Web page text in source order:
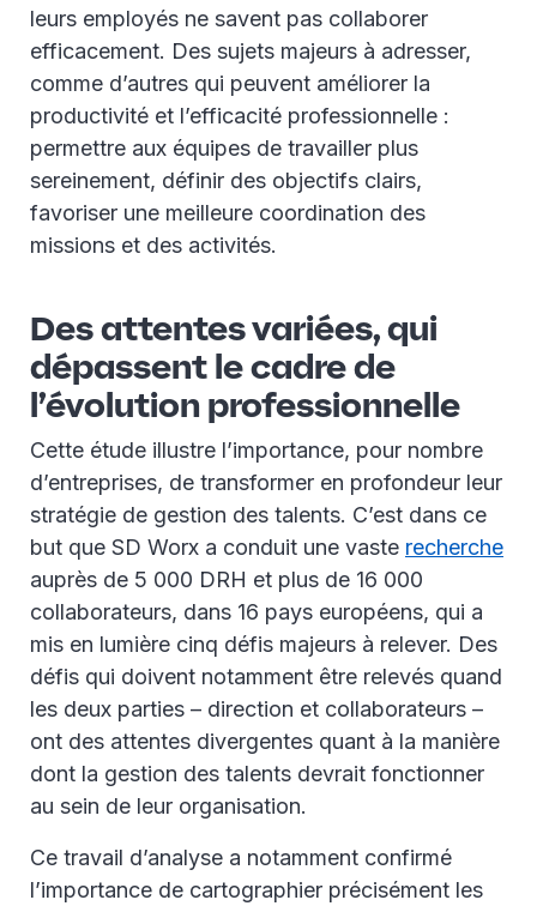
leurs employés ne savent pas collaborer
efficacement. Des sujets majeurs à adresser,
comme d’autres qui peuvent améliorer la
productivité et l’efficacité professionnelle :
permettre aux équipes de travailler plus
sereinement, définir des objectifs clairs,
favoriser une meilleure coordination des
missions et des activités.
Des attentes variées, qui
dépassent le cadre de
l’évolution professionnelle
Cette étude illustre l’importance, pour nombre
d’entreprises, de transformer en profondeur leur
stratégie de gestion des talents. C’est dans ce
but que SD Worx a conduit une vaste recherche
auprès de 5 000 DRH et plus de 16 000
collaborateurs, dans 16 pays européens, qui a
mis en lumière cinq défis majeurs à relever. Des
défis qui doivent notamment être relevés quand
les deux parties – direction et collaborateurs –
ont des attentes divergentes quant à la manière
dont la gestion des talents devrait fonctionner
au sein de leur organisation.
Ce travail d’analyse a notamment confirmé
l’importance de cartographier précisément les